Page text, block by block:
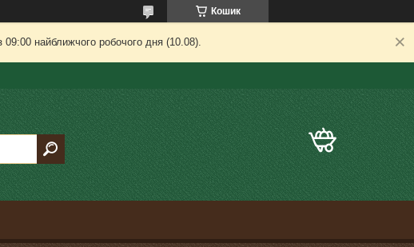
Кошик
09:00 найближчого робочого дня (10.08).